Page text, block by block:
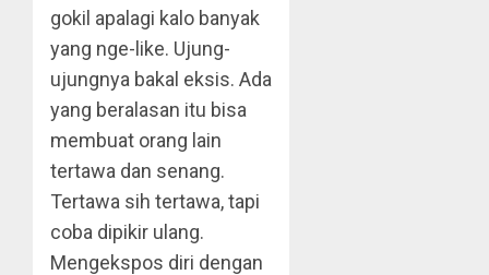
gokil apalagi kalo banyak
yang nge-like. Ujung-
ujungnya bakal eksis. Ada
yang beralasan itu bisa
membuat orang lain
tertawa dan senang.
Tertawa sih tertawa, tapi
coba dipikir ulang.
Mengekspos diri dengan